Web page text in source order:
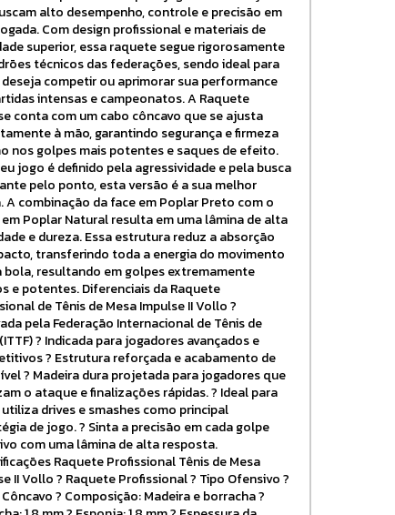
alto desempenho, controle e precisão em
Com design profissional e materiais de
superior, essa raquete segue rigorosamente
técnicos das federações, sendo ideal para
competir ou aprimorar sua performance
intensas e campeonatos. A Raquete
conta com um cabo côncavo que se ajusta
à mão, garantindo segurança e firmeza
nos golpes mais potentes e saques de efeito.
jogo é definido pela agressividade e pela busca
pelo ponto, esta versão é a sua melhor
A combinação da face em Poplar Preto com o
Poplar Natural resulta em uma lâmina de alta
e dureza. Essa estrutura reduz a absorção
transferindo toda a energia do movimento
bola, resultando em golpes extremamente
e potentes. Diferenciais da Raquete
de Tênis de Mesa Impulse II Vollo ?
pela Federação Internacional de Tênis de
? Indicada para jogadores avançados e
? Estrutura reforçada e acabamento de
? Madeira dura projetada para jogadores que
o ataque e finalizações rápidas. ? Ideal para
drives e smashes como principal
de jogo. ? Sinta a precisão em cada golpe
com uma lâmina de alta resposta.
Raquete Profissional Tênis de Mesa
II Vollo ? Raquete Profissional ? Tipo Ofensivo ?
? Composição: Madeira e borracha ?